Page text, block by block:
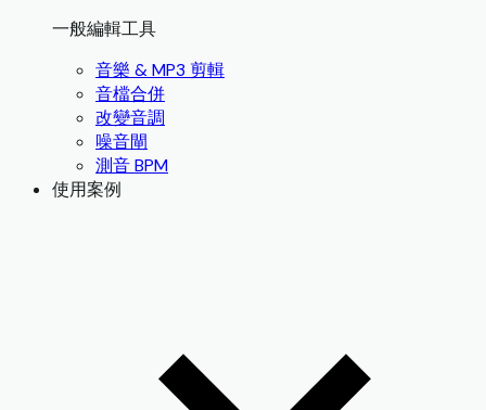
一般編輯工具
音樂 & MP3 剪輯
音檔合併
改變音調
噪音閘
測音 BPM
使用案例